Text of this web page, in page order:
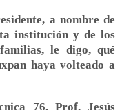
a nombre de
institución y de los
le digo, qué
haya volteado a
76, Prof. Jesús